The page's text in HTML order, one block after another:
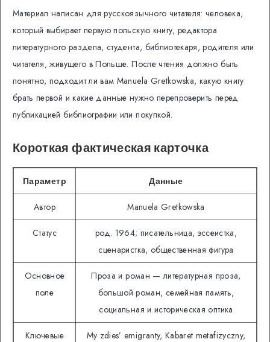
Материал написан для русскоязычного читателя: человека,
который выбирает первую польскую книгу, редактора
литературного раздела, студента, библиотекаря, родителя или
читателя, живущего в Польше. После чтения должно быть
понятно, подходит ли вам Manuela Gretkowska, какую книгу
брать первой и какие данные нужно перепроверить перед
публикацией библиографии или покупкой.
Короткая фактическая карточка
Параметр Данные
Автор Manuela Gretkowska
Статус
род. 1964; писательница, эссеистка,
сценаристка, общественная фигура
Основное
поле
Проза и роман — литературная проза,
большой роман, семейная память,
социальная и историческая оптика
Ключевые
My zdies’ emigranty, Kabaret metafizyczny,